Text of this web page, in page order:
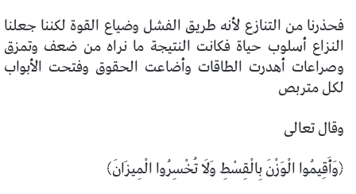
فحذرنا من التنازع لأنه طريق الفشل وضياع القوة لكننا جعلنا
النزاع أسلوب حياة فكانت النتيجة ما نراه من ضعف وتمزق
وصراعات أهدرت الطاقات وأضاعت الحقوق وفتحت الأبواب
لكل متربص
وقال تعالى
﴿وَأَقِيمُوا الْوَزْنَ بِالْقِسْطِ وَلَا تُخْسِرُوا الْمِيزَانَ﴾